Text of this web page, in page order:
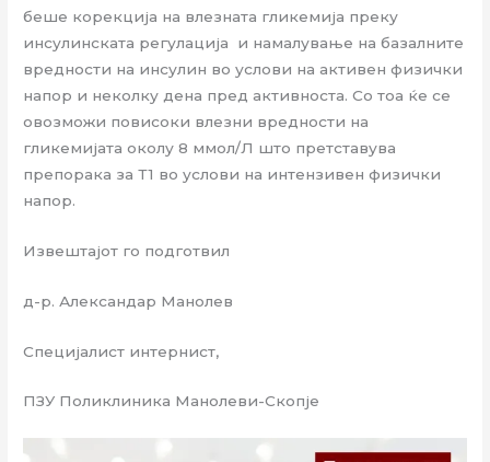
беше корекција на влезната гликемија преку
инсулинската регулација и намалување на базалните
вредности на инсулин во услови на активен физички
напор и неколку дена пред активноста. Со тоа ќе се
овозможи повисоки влезни вредности на
гликемијата околу 8 ммол/Л што претставува
препорака за Т1 во услови на интензивен физички
напор.
Извештајот го подготвил
д-р. Александар Манолев
Специјалист интернист,
ПЗУ Поликлиника Манолеви-Скопје